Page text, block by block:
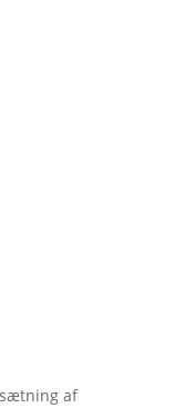
af